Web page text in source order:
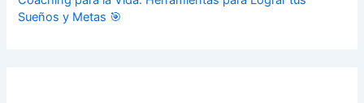
Sueños y Metas 🎯